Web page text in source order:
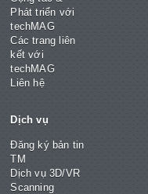
Phát triển với
techMAG
Các trang liên
kết với
techMAG
Liên hệ
Dịch vụ
Đăng ký bản tin
TM
Dịch vụ 3D/VR
Scanning